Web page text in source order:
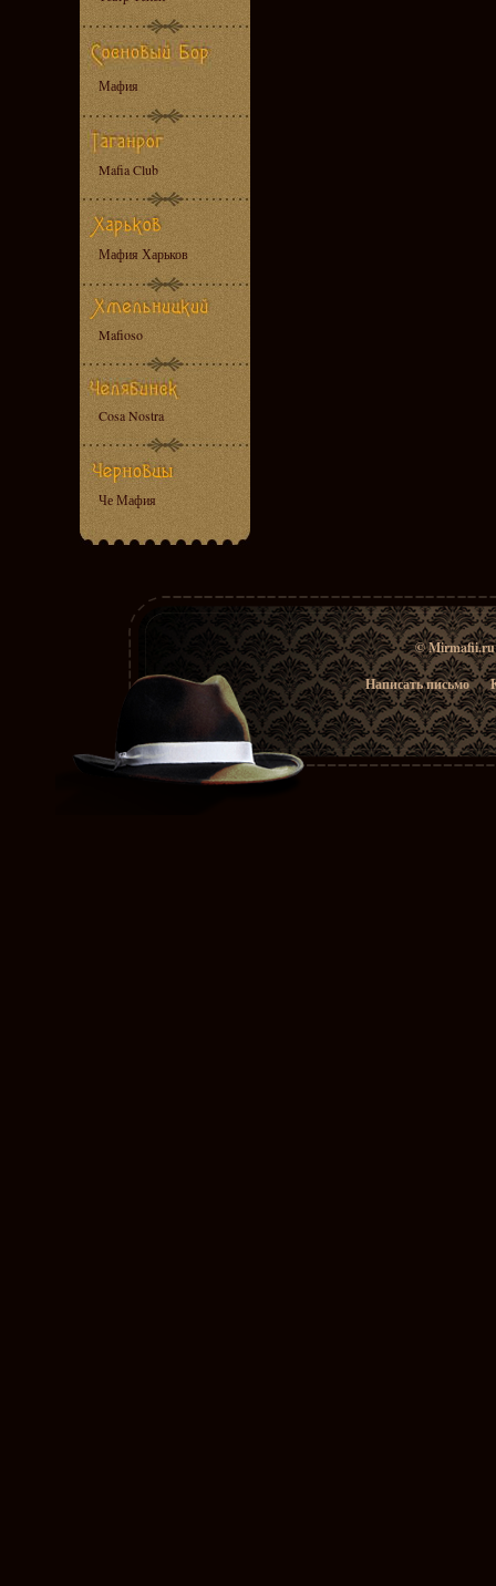
Мафия
Mafia Club
Мафия Харьков
Mafioso
Cosa Nostra
Че Мафия
© Mirmafii.ru
Написать письмо